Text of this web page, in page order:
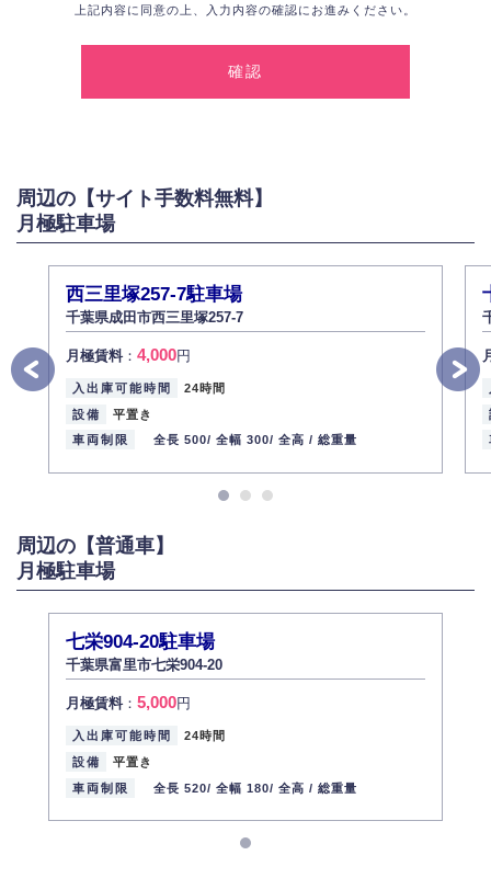
2.個人情報の利用
お問い合わせに対する回答、資料等の送付
採用に関する回答、情報の提供
弊社は取り扱う個人情報の外部への漏洩を防止し、その利用目的に応じて
適切かつ安全に管理します。
4.個人情報の第三者提供
法的義務など正当な理由に基づく要請があった場合を除き、お客様の個人
情報をご本人の同意なく第三者に提供いたしません。
5.個人情報の開示・訂正・削除
お客様ご本人から自己の個人情報開示の請求があった場合、すみやかに開
ん）。
また、個人情報の内容に誤りがあり、ご本人から訂正・追加・削除の請求
6.個人情報管理の社内教育
弊社社員全員が、個人情報の取り扱いについての重要性を理解し、より適
切に管理するよう社内教育を実施してまいります。
代表取締役社長 野口 幸男
上記内容に同意の上、入力内容の確認にお進みください。
周辺の【サイト手数料無料】
月極駐車場
西三里塚257-7駐車場
千葉県成田市西三里塚257-7
月極賃料： 4,000円
入出庫可能時間
24時間
設備
平置き
車両制限
全長 500/ 全幅 300/ 全高 / 総重量
周辺の【普通車】
月極駐車場
七栄904-20駐車場
千葉県富里市七栄904-20
月極賃料： 5,000円
入出庫可能時間
24時間
設備
平置き
車両制限
全長 520/ 全幅 180/ 全高 / 総重量